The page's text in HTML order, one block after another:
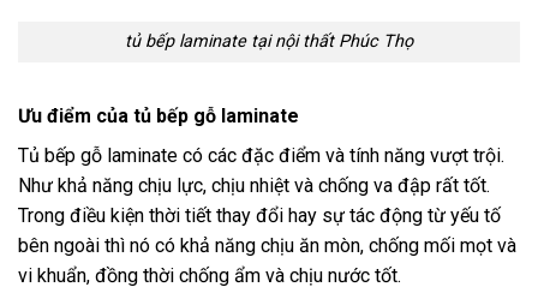
tủ bếp laminate tại nội thất Phúc Thọ
Ưu điểm của tủ bếp gỗ laminate
Tủ bếp gỗ laminate có các đặc điểm và tính năng vượt trội.
Như khả năng chịu lực, chịu nhiệt và chống va đập rất tốt.
Trong điều kiện thời tiết thay đổi hay sự tác động từ yếu tố
bên ngoài thì nó có khả năng chịu ăn mòn, chống mối mọt và
vi khuẩn, đồng thời chống ẩm và chịu nước tốt.